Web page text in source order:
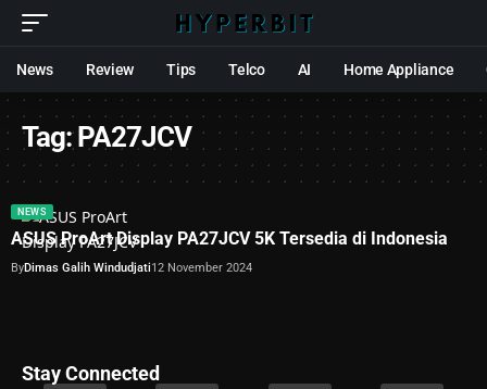
News Review Tips Telco AI Home Appliance
Tag:PA27JCV
NEWS
ASUS ProArt Display PA27JCV 5K Tersedia di Indonesia
ByDimas Galih Windudjati12 November 2024
Stay Connected